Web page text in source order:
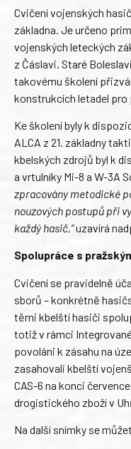
Cvičení vojenských
základna. Je určeno
vojenských leteckých
z Čáslavi, Staré
takovému školení
konstrukcích letadel pro
Ke školení byly k
ALCA z 21. základny
kbelských zdrojů byl k
a vrtulníky Mi-8 a W-3A
zpracovány metodické
nouzových postupů při
každý hasič,“uzavírá
Spolupráce s
Cvičení se pravidelně
sborů – konkrétně
těmi kbelští hasiči
totiž v rámci
povoláni k zásahu na
zasahovali kbelští
CAS-6 na konci
drogistického zboží v
Na další snímky se